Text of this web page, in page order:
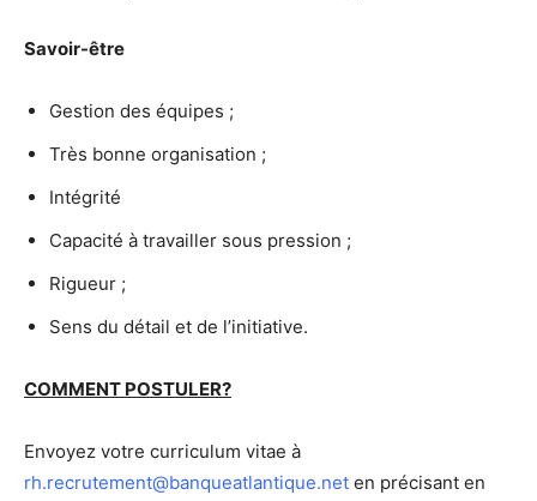
Savoir-être
Gestion des équipes ;
Très bonne organisation ;
Intégrité
Capacité à travailler sous pression ;
Rigueur ;
Sens du détail et de l’initiative.
COMMENT POSTULER?
Envoyez votre curriculum vitae à
rh.recrutement@banqueatlantique.net en précisant en